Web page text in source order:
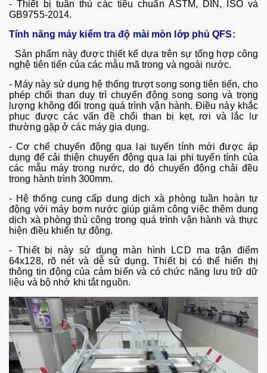
-Thiết bị tuân thủ các tiêu chuẩn ASTM, DIN, ISO và
GB9755-2014.
Tính năng máy kiểm tra độ mài mòn lớp phủ QFS:
Sản phẩm này được thiết kế dựa trên sự tổng hợp công
nghệ tiên tiến của các mẫu mã trong và ngoài nước.
- Máy này sử dụng hệ thống trượt song song tiên tiến, cho
phép chổi than duy trì chuyển động song song và trọng
lượng không đổi trong quá trình vận hành. Điều này khắc
phục được các vấn đề chổi than bị kẹt, rơi và lắc lư
thường gặp ở các máy gia dụng.
- Cơ chế chuyển động qua lại tuyến tính mới được áp
dụng để cải thiện chuyển động qua lại phi tuyến tính của
các mẫu máy trong nước, do đó chuyển động chải đều
trong hành trình 300mm.
- Hệ thống cung cấp dung dịch xà phòng tuần hoàn tự
động với máy bơm nước giúp giảm công việc thêm dung
dịch xà phòng thủ công trong quá trình vận hành và thực
hiện điều khiển tự động.
- Thiết bị này sử dụng màn hình LCD ma trận điểm
64x128, rõ nét và dễ sử dụng. Thiết bị có thể hiển thị
thông tin động của cảm biến và có chức năng lưu trữ dữ
liệu và bộ nhớ khi tắt nguồn.